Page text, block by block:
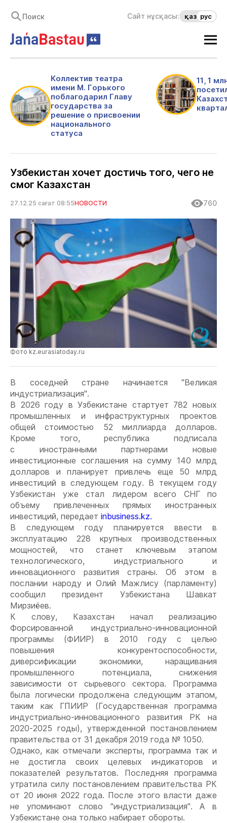
Сайт нұсқасы: қаз рус
Коллектив театра
имени М. Горького
поблагодарил Главу
государства за
решение о присвоении
национального
статуса
11, 1
Узбекистан хочет достичь того, чего не
смог Казахстан
27.12.25 сағат 08:55НОВОСТИ 760
Фото kz.eurasiatoday.ru
В соседней стране начинается "Великая
индустриализация".
В 2026 году в Узбекистане стартует 782 новых
промышленных и инфраструктурных проектов
общей стоимостью 52 миллиарда долларов.
Кроме того, республика подписала
с иностранными партнерами новые
инвестиционные соглашения на сумму 140 млрд
долларов и планирует привлечь еще 50 млрд
инвестиций в следующем году. В текущем году
Узбекистан уже стал лидером всего СНГ по
объему привлеченных прямых иностранных
инвестиций, передает inbusiness.kz.
В следующем году планируется ввести в
эксплуатацию 228 крупных производственных
мощностей, что станет ключевым этапом
технологического, индустриального и
инновационного развития страны. Об этом в
послании народу и Олий Мажлису (парламенту)
сообщил президент Узбекистана Шавкат
Мирзиёев.
К слову, Казахстан начал реализацию
Форсированной индустриально-инновационной
программы (ФИИР) в 2010 году с целью
повышения конкурентоспособности,
диверсификации экономики, наращивания
промышленного потенциала, снижения
зависимости от сырьевого сектора. Программа
была логически продолжена следующим этапом,
таким как ГПИИР (Государственная программа
индустриально-инновационного развития РК на
2020-2025 годы), утвержденной постановлением
правительства от 31 декабря 2019 года № 1050.
Однако, как отмечали эксперты, программа так и
не достигла своих целевых индикаторов и
показателей результатов. Последняя программа
утратила силу постановлением правительства РК
от 20 июня 2022 года. После этого власти даже
не упоминают слово "индустриализация". А в
Узбекистане она только набирает обороты.